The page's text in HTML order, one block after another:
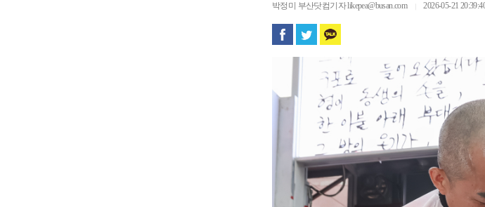
박정미 부산닷컴기자 likepea@busan.com 2026-05-21